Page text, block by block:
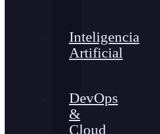
Inteligencia
Artificial
DevOps
&
Cloud